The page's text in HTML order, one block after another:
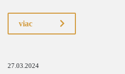
viac
27.03.2024